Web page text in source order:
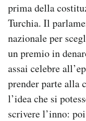
prima della
Turchia. Il
nazionale per
un premio in
assai celebre
prender parte alla
l’idea che si
scrivere l’inno: